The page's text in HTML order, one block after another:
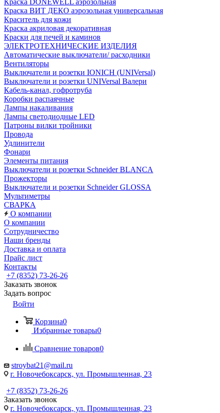
Краска DONEWELL аэрозольная
Краска ВИТ ДЕКО аэрозольная универсальная
Краситель для кожи
Краска акриловая декоративная
Краски для печей и каминов
ЭЛЕКТРОТЕХНИЧЕСКИЕ ИЗДЕЛИЯ
Автоматические выключатели/ расходники
Вентиляторы
Выключатели и розетки IONICH (UNIVersal)
Выключатели и розетки UNIVersal Валери
Кабель-канал, гофротруба
Коробки распаячные
Лампы накаливания
Лампы светодиодные LED
Патроны вилки тройники
Провода
Удлинители
Фонари
Элементы питания
Выключатели и розетки Schneider BLANCA
Прожекторы
Выключатели и розетки Schneider GLOSSA
Мультиметры
СВАРКА
О компании
О компании
Сотрудничество
Наши бренды
Доставка и оплата
Прайс лист
Контакты
+7 (8352) 73-26-26
Заказать звонок
Задать вопрос
Войти
Корзина0
Избранные товары0
Сравнение товаров0
stroybat21@mail.ru
г. Новочебоксарск, ул. Промышленная, 23
+7 (8352) 73-26-26
Заказать звонок
г. Новочебоксарск, ул. Промышленная, 23